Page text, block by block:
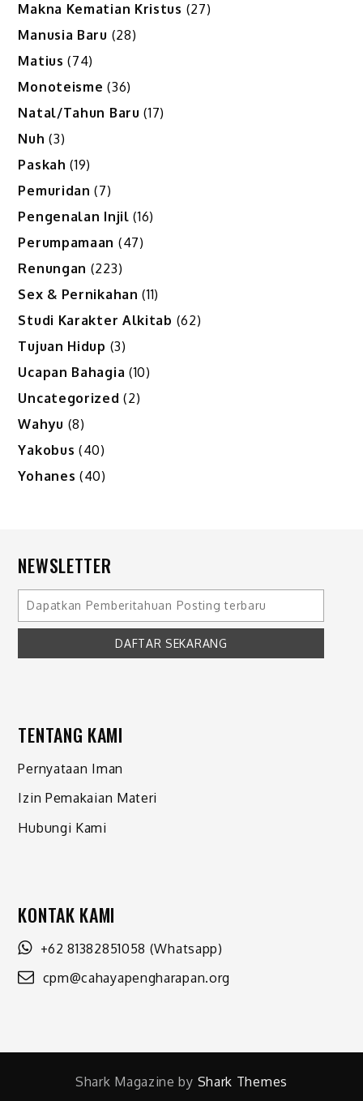
Makna Kematian Kristus (27)
Manusia Baru (28)
Matius (74)
Monoteisme (36)
Natal/Tahun Baru (17)
Nuh (3)
Paskah (19)
Pemuridan (7)
Pengenalan Injil (16)
Perumpamaan (47)
Renungan (223)
Sex & Pernikahan (11)
Studi Karakter Alkitab (62)
Tujuan Hidup (3)
Ucapan Bahagia (10)
Uncategorized (2)
Wahyu (8)
Yakobus (40)
Yohanes (40)
NEWSLETTER
TENTANG KAMI
Pernyataan Iman
Izin Pemakaian Materi
Hubungi Kami
KONTAK KAMI
+62 81382851058 (Whatsapp)
cpm@cahayapengharapan.org
Shark Magazine by Shark Themes